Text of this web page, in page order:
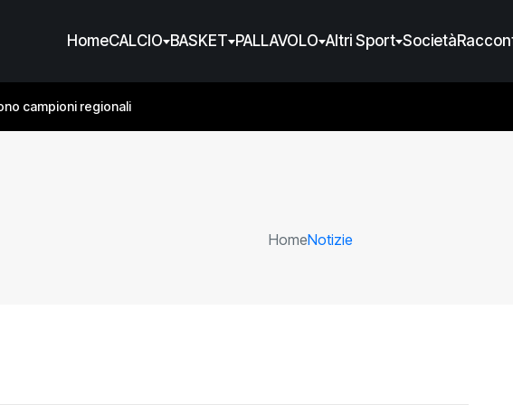
HomeCALCIO BASKET PALLAVOLO Altri Sport Società
campioni regionali
HomeNotizie